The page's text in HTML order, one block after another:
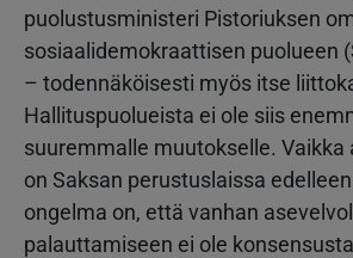
puolustusministeri Pistoriuksen
sosiaalidemokraattisen puolueen
– todennäköisesti myös itse
Hallituspuolueista ei ole siis
suuremmalle muutokselle. Vaikka
on Saksan perustuslaissa
ongelma on, että vanhan
palauttamiseen ei ole